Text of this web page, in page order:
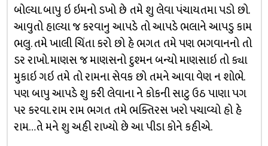
બોલ્યા. બાપુ ઇ ઇમનો ડખો છે તમે શુ લેવા પંચાયતમા પડો છો.
આવુતો હાલ્યા જ કરવાનુ આપડે તો આપડે ભલાને આપડુ કામ
ભલુ. તમે ખાલી ચિંતા કરો છો હે ભગત તમે પણ ભગવાનનો તો
ડર રાખો. માણસ જ માણસનો દુશ્મન બન્યો માણસાઇ તો ક્યા
મુકાઇ ગઇ તમે તો રામના સેવક છો તમને આવા વેણ ન શોભે.
પણ બાપુ આપડે શુ કરી લેવાના ને કોકની સાટુ ઉઠ પાણા પગ
પર કરવા. રામ રામ ભગત તમે ભક્તિરસ ખરો પચાવ્યો હો હે
રામ…તે મને શુ અહી રાખ્યો છે આ પીડા કોને કહીએ.